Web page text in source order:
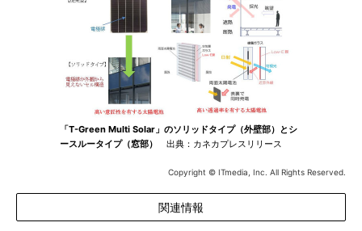
「T-Green Multi Solar」のソリッドタイプ（外壁部）とシ
ースルータイプ（窓部）
出典：カネカプレスリリース
Copyright © ITmedia, Inc. All Rights Reserved.
関連情報